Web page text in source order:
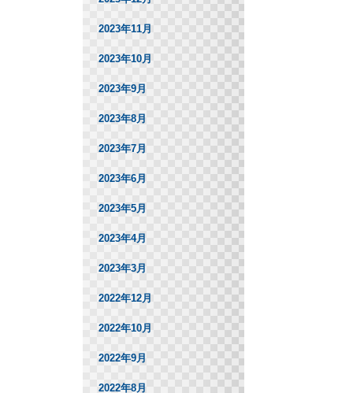
2023年11月
2023年10月
2023年9月
2023年8月
2023年7月
2023年6月
2023年5月
2023年4月
2023年3月
2022年12月
2022年10月
2022年9月
2022年8月